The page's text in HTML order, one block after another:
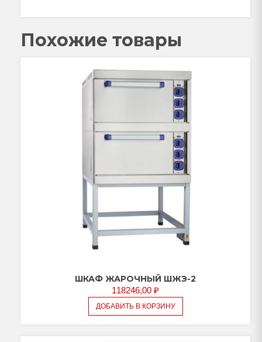
Похожие товары
ШКАФ ЖАРОЧНЫЙ ШЖЭ-2
118246,00 ₽
ДОБАВИТЬ В КОРЗИНУ